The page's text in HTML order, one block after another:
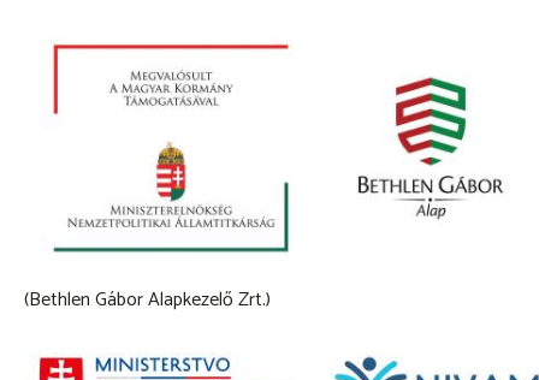
(Bethlen Gábor Alapkezelő Zrt.)